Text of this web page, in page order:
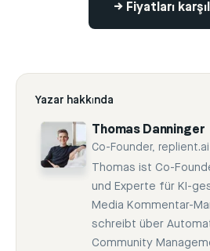
→ Fiyatları
Yazar hakkında
Thomas Danninger
Co-Founder, replient.ai
Thomas ist Co-
und Experte für KI-
Media Kommentar-
schreibt über
Community